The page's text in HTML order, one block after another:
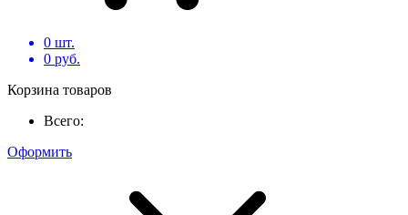
0 шт.
0 руб.
Корзина товаров
Всего:
Оформить